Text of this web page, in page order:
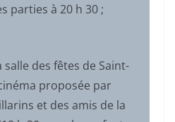
parties à 20 h 30 ;
salle des fêtes de Saint-
proposée par
et des amis de la